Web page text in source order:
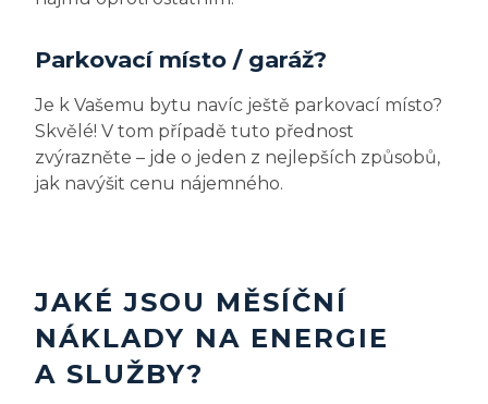
Parkovací místo / garáž?
Je k Vašemu bytu navíc ještě parkovací místo?
Skvělé! V tom případě tuto přednost
zvýrazněte – jde o jeden z nejlepších způsobů,
jak navýšit cenu nájemného.
JAKÉ JSOU MĚSÍČNÍ
NÁKLADY NA ENERGIE
A SLUŽBY?